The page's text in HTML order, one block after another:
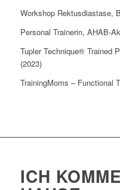
Workshop Rektusdiastase,
Personal Trainerin, AHAB-
Tupler Technique® Trained
(2023)
TrainingMoms – Functional
ICH